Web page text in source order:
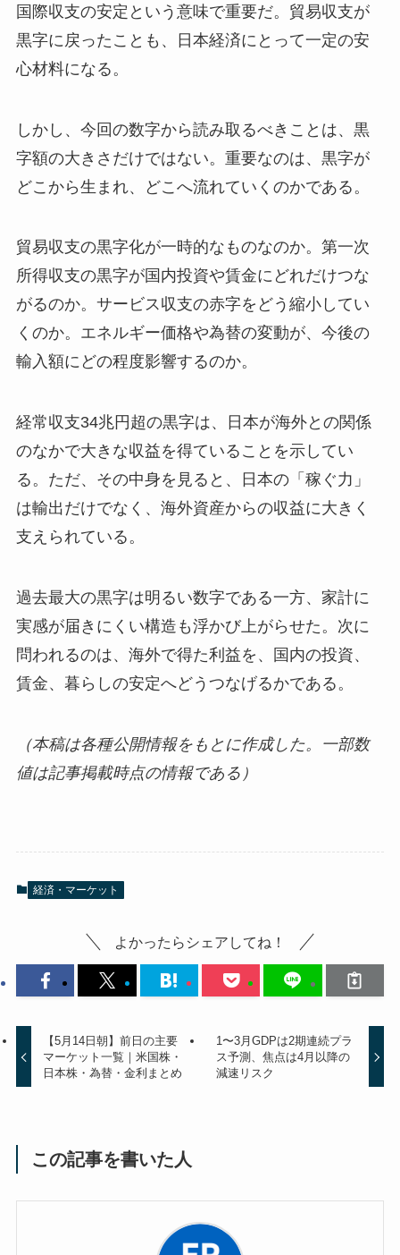
国際収支の安定という意味で重要だ。貿易収支が
黒字に戻ったことも、日本経済にとって一定の安
心材料になる。
しかし、今回の数字から読み取るべきことは、黒
字額の大きさだけではない。重要なのは、黒字が
どこから生まれ、どこへ流れていくのかである。
貿易収支の黒字化が一時的なものなのか。第一次
所得収支の黒字が国内投資や賃金にどれだけつな
がるのか。サービス収支の赤字をどう縮小してい
くのか。エネルギー価格や為替の変動が、今後の
輸入額にどの程度影響するのか。
経常収支34兆円超の黒字は、日本が海外との関係
のなかで大きな収益を得ていることを示してい
る。ただ、その中身を見ると、日本の「稼ぐ力」
は輸出だけでなく、海外資産からの収益に大きく
支えられている。
過去最大の黒字は明るい数字である一方、家計に
実感が届きにくい構造も浮かび上がらせた。次に
問われるのは、海外で得た利益を、国内の投資、
賃金、暮らしの安定へどうつなげるかである。
（本稿は各種公開情報をもとに作成した。一部数
値は記事掲載時点の情報である）
経済・マーケット
よかったらシェアしてね！
【5月14日朝】前日の主要
マーケット一覧｜米国株・
日本株・為替・金利まとめ
1〜3月GDPは2期連続プラ
ス予測、焦点は4月以降の
減速リスク
この記事を書いた人